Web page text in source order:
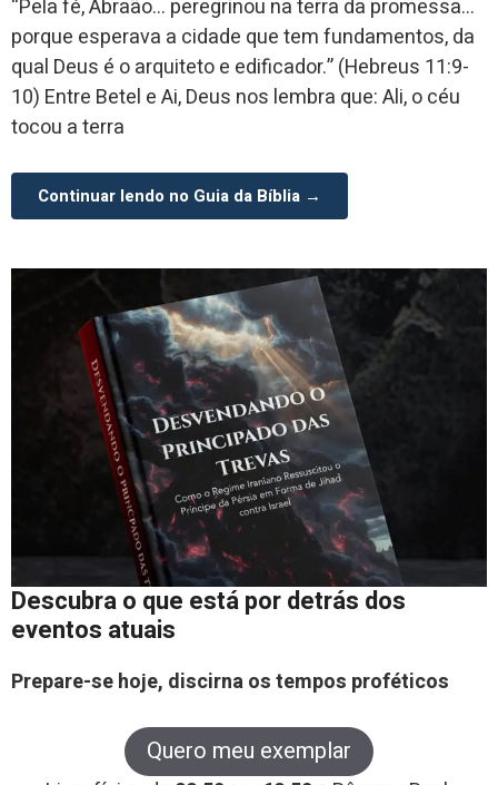
“Pela fé, Abraão… peregrinou na terra da promessa…
porque esperava a cidade que tem fundamentos, da
qual Deus é o arquiteto e edificador.” (Hebreus 11:9-
10) Entre Betel e Ai, Deus nos lembra que: Ali, o céu
tocou a terra
Continuar lendo no Guia da Bíblia →
Descubra o que está por detrás dos
eventos atuais
Prepare-se hoje, discirna os tempos proféticos
Quero meu exemplar